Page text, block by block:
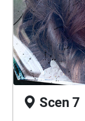
Scen 7